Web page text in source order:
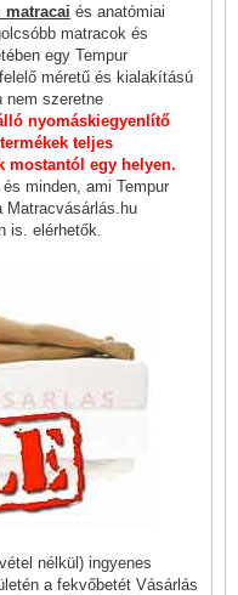
matracai és anatómiai
matracok és
egy Tempur
méretű és kialakítású
nem szeretne
nyomáskiegyenlítő
teljes
mostantól egy helyen.
minden, ami Tempur
Matracvásárlás.hu
is. elérhetők.
nélkül) ingyenes
a fekvőbetét Vásárlás